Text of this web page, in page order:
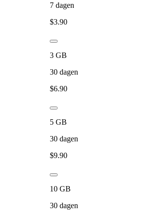
7 dagen
$3.90
3 GB
30 dagen
$6.90
5 GB
30 dagen
$9.90
10 GB
30 dagen